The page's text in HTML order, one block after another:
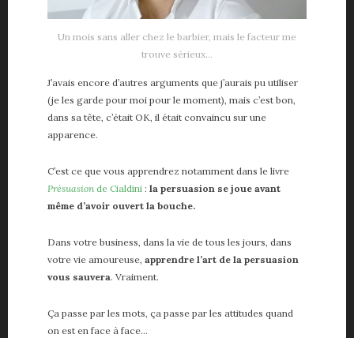
Un mois sans aller chez le barbier, mais le facteur me
trouve sérieux…
J’avais encore d’autres arguments que j’aurais pu utiliser
(je les garde pour moi pour le moment), mais c’est bon,
dans sa tête, c’était OK, il était convaincu sur une
apparence.
C’est ce que vous apprendrez notamment dans le livre
Présuasion de Cialdini : la persuasion se joue avant
même d’avoir ouvert la bouche.
Dans votre business, dans la vie de tous les jours, dans
votre vie amoureuse, apprendre l’art de la persuasion
vous sauvera. Vraiment.
Ça passe par les mots, ça passe par les attitudes quand
on est en face à face…